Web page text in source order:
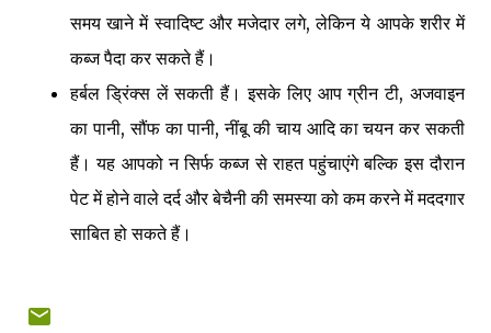
समय खाने में स्वादिष्ट और मजेदार लगे, लेकिन ये आपके शरीर में
कब्ज पैदा कर सकते हैं।
हर्बल ड्रिंक्स लें सकती हैं। इसके लिए आप ग्रीन टी, अजवाइन
का पानी, सौंफ का पानी, नींबू की चाय आदि का चयन कर सकती
हैं। यह आपको न सिर्फ कब्ज से राहत पहुंचाएंगे बल्कि इस दौरान
पेट में होने वाले दर्द और बेचैनी की समस्या को कम करने में मददगार
साबित हो सकते हैं।